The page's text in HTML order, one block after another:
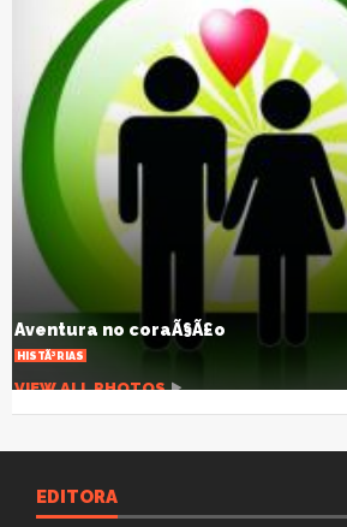
TraiÃ§Ã£o nÃ£o Ã© sÃ³ sexual
ARTIGOS
VIEW ALL PHOTOS
EDITORA